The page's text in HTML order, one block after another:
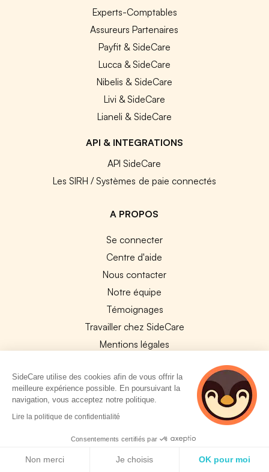
Experts-Comptables
Assureurs Partenaires
Payfit & SideCare
Lucca & SideCare
Nibelis & SideCare
Livi & SideCare
Lianeli & SideCare
API & INTEGRATIONS
API SideCare
Les SIRH / Systèmes de paie connectés
A PROPOS
Se connecter
Centre d'aide
Nous contacter
Notre équipe
Témoignages
Travailler chez SideCare
Mentions légales
Cookies
NOS APPS
Google Play
SideCare utilise des cookies afin de vous offrir la
meilleure expérience possible. En poursuivant la
navigation, vous acceptez notre politique.
Lire la politique de confidentialité
Consentements certifiés par
Non merci Je choisis OK pour moi
3 personnes
consultent
actuellement cette